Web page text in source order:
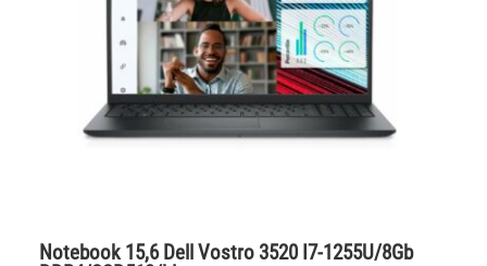
Notebook 15,6 Dell Vostro 3520 I7-1255U/8Gb